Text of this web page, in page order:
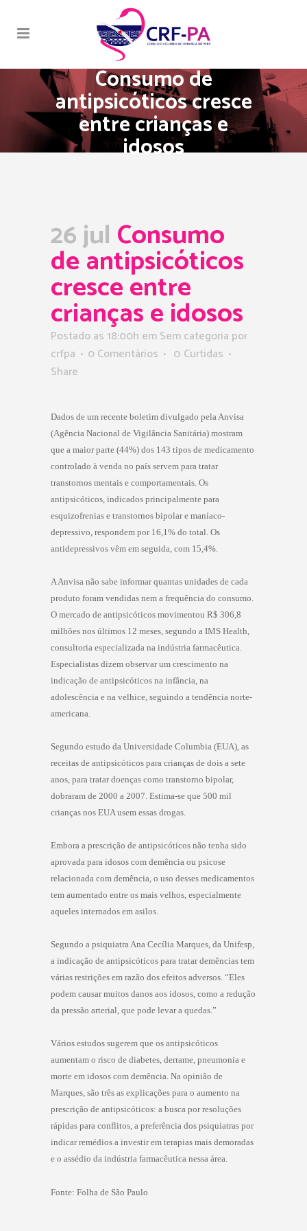
Consumo de
antipsicóticos cresce
entre crianças e
idosos
26 jul Consumo
de antipsicóticos
cresce entre
crianças e idosos
Postado as 18:00h em Sem categoria por
crfpa
0 Comentários 0 Curtidas
Share
Dados de um recente boletim divulgado pela Anvisa
(Agência Nacional de Vigilância Sanitária) mostram
que a maior parte (44%) dos 143 tipos de medicamento
controlado à venda no país servem para tratar
transtornos mentais e comportamentais. Os
antipsicóticos, indicados principalmente para
esquizofrenias e transtornos bipolar e maníaco-
depressivo, respondem por 16,1% do total. Os
antidepressivos vêm em seguida, com 15,4%.
A Anvisa não sabe informar quantas unidades de cada
produto foram vendidas nem a frequência do consumo.
O mercado de antipsicóticos movimentou R$ 306,8
milhões nos últimos 12 meses, segundo a IMS Health,
consultoria especializada na indústria farmacêutica.
Especialistas dizem observar um crescimento na
indicação de antipsicóticos na infância, na
adolescência e na velhice, seguindo a tendência norte-
americana.
Segundo estudo da Universidade Columbia (EUA), as
receitas de antipsicóticos para crianças de dois a sete
anos, para tratar doenças como transtorno bipolar,
dobraram de 2000 a 2007. Estima-se que 500 mil
crianças nos EUA usem essas drogas.
Embora a prescrição de antipsicóticos não tenha sido
aprovada para idosos com demência ou psicose
relacionada com demência, o uso desses medicamentos
tem aumentado entre os mais velhos, especialmente
aqueles internados em asilos.
Segundo a psiquiatra Ana Cecília Marques, da Unifesp,
a indicação de antipsicóticos para tratar demências tem
várias restrições em razão dos efeitos adversos. “Eles
podem causar muitos danos aos idosos, como a redução
da pressão arterial, que pode levar a quedas.”
Vários estudos sugerem que os antipsicóticos
aumentam o risco de diabetes, derrame, pneumonia e
morte em idosos com demência. Na opinião de
Marques, são três as explicações para o aumento na
prescrição de antipsicóticos: a busca por resoluções
rápidas para conflitos, a preferência dos psiquiatras por
indicar remédios a investir em terapias mais demoradas
e o assédio da indústria farmacêutica nessa área.
Fonte: Folha de São Paulo